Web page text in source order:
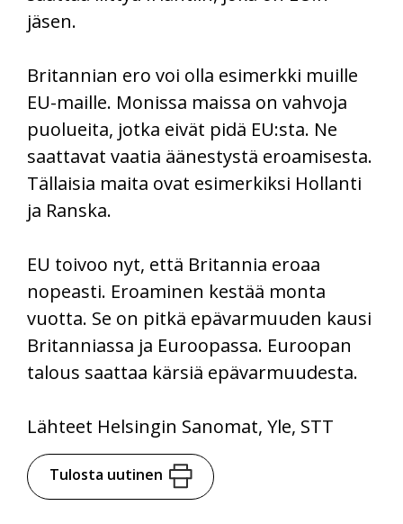
jäsen.
Britannian ero voi olla esimerkki muille
EU-maille. Monissa maissa on vahvoja
puolueita, jotka eivät pidä EU:sta. Ne
saattavat vaatia äänestystä eroamisesta.
Tällaisia maita ovat esimerkiksi Hollanti
ja Ranska.
EU toivoo nyt, että Britannia eroaa
nopeasti. Eroaminen kestää monta
vuotta. Se on pitkä epävarmuuden kausi
Britanniassa ja Euroopassa. Euroopan
talous saattaa kärsiä epävarmuudesta.
Lähteet Helsingin Sanomat, Yle, STT
Tulosta uutinen